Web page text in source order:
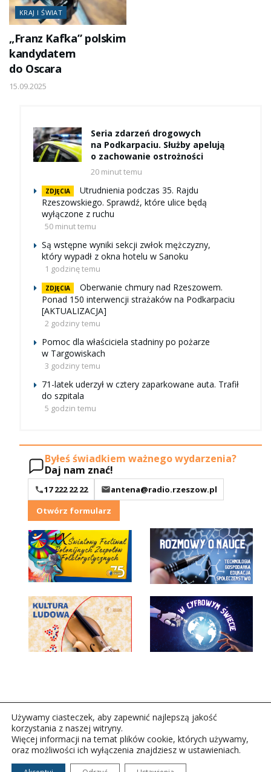
KRAJ I ŚWIAT
„Franz Kafka” polskim
kandydatem
do Oscara
15.09.2025
Seria zdarzeń drogowych
na Podkarpaciu. Służby apelują
o zachowanie ostrożności
20 minut temu
ZDJĘCIA
Utrudnienia podczas 35. Rajdu
Rzeszowskiego. Sprawdź, które ulice będą
wyłączone z ruchu
50 minut temu
Są wstępne wyniki sekcji zwłok mężczyzny,
który wypadł z okna hotelu w Sanoku
1 godzinę temu
ZDJĘCIA
Oberwanie chmury nad Rzeszowem.
Ponad 150 interwencji strażaków na Podkarpaciu
[AKTUALIZACJA]
2 godziny temu
Pomoc dla właściciela stadniny po pożarze
w Targowiskach
3 godziny temu
71-latek uderzył w cztery zaparkowane auta. Trafił
do szpitala
5 godzin temu
Byłeś świadkiem ważnego wydarzenia?
Daj nam znać!
17 222 22 22
antena@radio.rzeszow.pl
Otwórz formularz
Copyright © 2026Polskie Radio Rzeszów S.A. w likwidacj.
Używamy ciasteczek, aby zapewnić najlepszą jakość
korzystania z naszej witryny.
Więcej informacji na temat plików cookie, których używamy,
oraz możliwości ich wyłączenia znajdziesz w ustawieniach.